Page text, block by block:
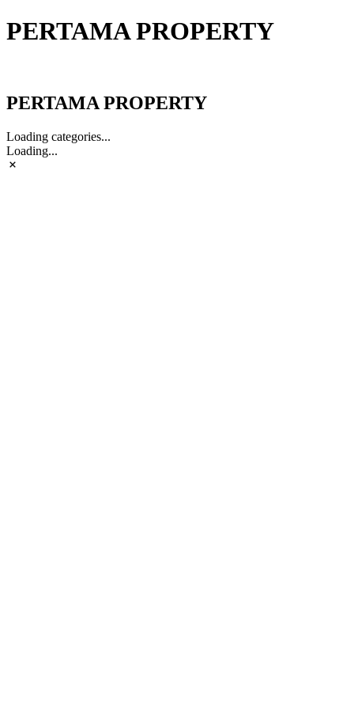
PERTAMA PROPERTY
PERTAMA PROPERTY
Loading categories...
Loading...